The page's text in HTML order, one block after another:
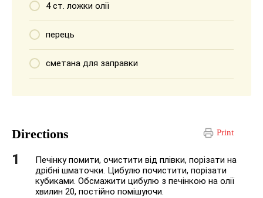
4 ст. ложки олії
перець
сметана для заправки
Print
Directions
Печінку помити, очистити від плівки, порізати на
дрібні шматочки. Цибулю почистити, порізати
кубиками. Обсмажити цибулю з печінкою на олії
хвилин 20, постійно помішуючи.